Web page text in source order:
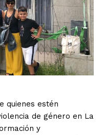
quienes estén
de género en La
y